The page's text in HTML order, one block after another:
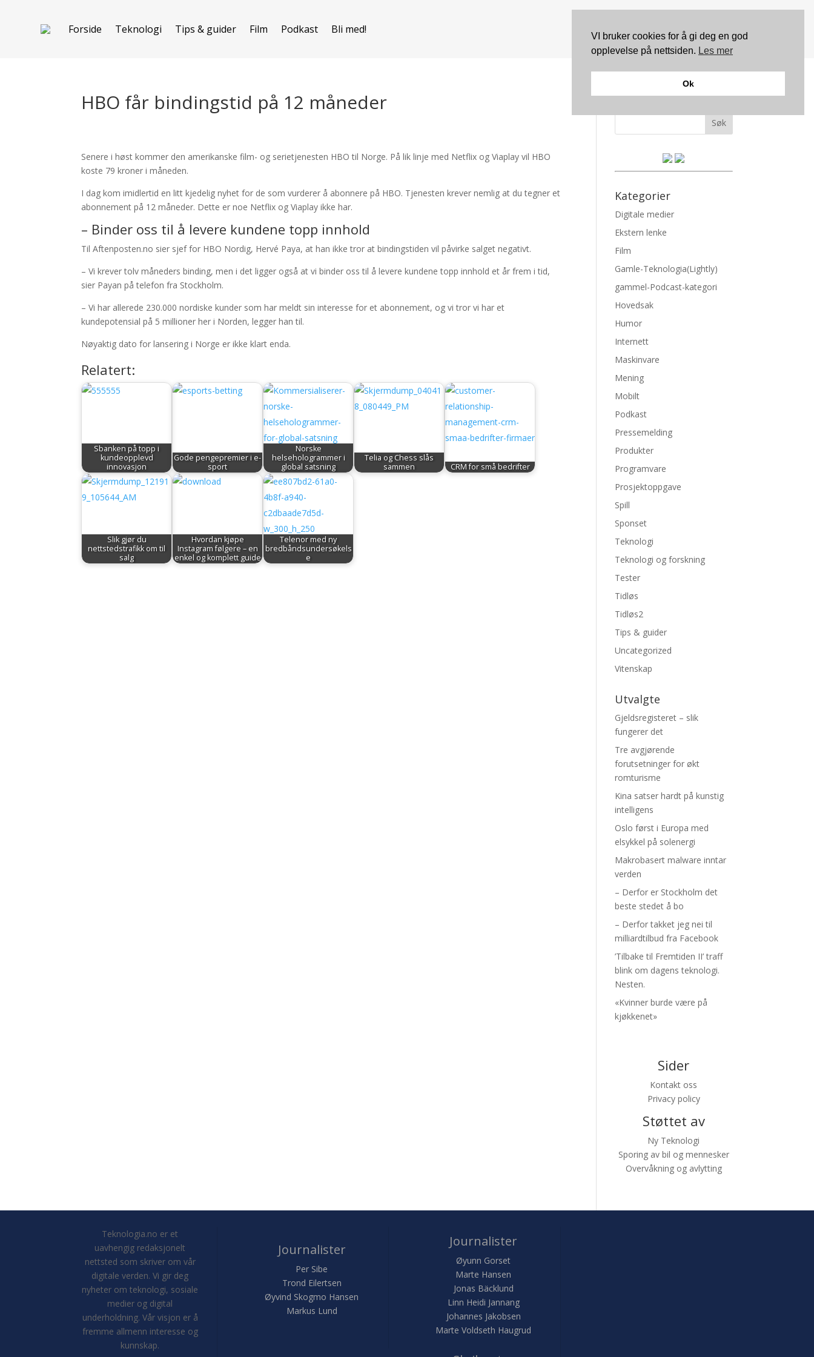
Forside Teknologi Tips & guider Film Podkast Bli med!
HBO får bindingstid på 12 måneder
Senere i høst kommer den amerikanske film- og serietjenesten HBO til Norge. På lik linje med Netflix og Viaplay vil HBO
koste 79 kroner i måneden.
I dag kom imidlertid en litt kjedelig nyhet for de som vurderer å abonnere på HBO. Tjenesten krever nemlig at du tegner et
abonnement på 12 måneder. Dette er noe Netflix og Viaplay ikke har.
– Binder oss til å levere kundene topp innhold
Til Aftenposten.no sier sjef for HBO Nordig, Hervé Paya, at han ikke tror at bindingstiden vil påvirke salget negativt.
– Vi krever tolv måneders binding, men i det ligger også at vi binder oss til å levere kundene topp innhold et år frem i tid,
sier Payan på telefon fra Stockholm.
– Vi har allerede 230.000 nordiske kunder som har meldt sin interesse for et abonnement, og vi tror vi har et
kundepotensial på 5 millioner her i Norden, legger han til.
Nøyaktig dato for lansering i Norge er ikke klart enda.
Relatert:
Sbanken på topp i
kundeopplevd
innovasjon
Gode pengepremier i e-
sport
Norske
helsehologrammer i
global satsning
Telia og Chess slås
sammen
CRM for små bedrifter
Slik gjør du
nettstedstrafikk om til
salg
Hvordan kjøpe
Instagram følgere – en
enkel og komplett guide
Telenor med ny
bredbåndsundersøkels
e
Søk
Kategorier
Digitale medier
Ekstern lenke
Film
Gamle-Teknologia(Lightly)
gammel-Podcast-kategori
Hovedsak
Humor
Internett
Maskinvare
Mening
Mobilt
Podkast
Pressemelding
Produkter
Programvare
Prosjektoppgave
Spill
Sponset
Teknologi
Teknologi og forskning
Tester
Tidløs
Tidløs2
Tips & guider
Uncategorized
Vitenskap
Utvalgte
Gjeldsregisteret – slik
fungerer det
Tre avgjørende
forutsetninger for økt
romturisme
Kina satser hardt på kunstig
intelligens
Oslo først i Europa med
elsykkel på solenergi
Makrobasert malware inntar
verden
– Derfor er Stockholm det
beste stedet å bo
– Derfor takket jeg nei til
milliardtilbud fra Facebook
’Tilbake til Fremtiden II’ traff
blink om dagens teknologi.
Nesten.
«Kvinner burde være på
kjøkkenet»
Sider
Kontakt oss
Privacy policy
Støttet av
Ny Teknologi
Sporing av bil og mennesker
Overvåkning og avlytting
Teknologia.no er et
uavhengig redaksjonelt
nettsted som skriver om vår
digitale verden. Vi gir deg
nyheter om teknologi, sosiale
medier og digital
underholdning. Vår visjon er å
fremme allmenn interesse og
kunnskap.
Journalister
Per Sibe
Trond Eilertsen
Øyvind Skogmo Hansen
Markus Lund
Journalister
Øyunn Gorset
Marte Hansen
Jonas Bäcklund
Linn Heidi Jannang
Johannes Jakobsen
Marte Voldseth Haugrud
VI bruker cookies for å gi deg en god
opplevelse på nettsiden. Les mer
Ok